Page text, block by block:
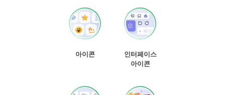
아이콘
인터페이스
아이콘